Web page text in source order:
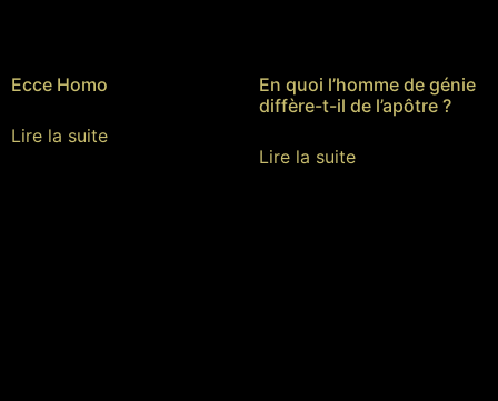
Ecce Homo
Lire la suite
En quoi l’homme de génie
diffère-t-il de l’apôtre ?
Lire la suite